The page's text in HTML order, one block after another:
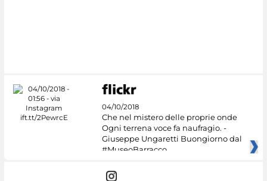
04/10/2018
Che nel mistero delle proprie onde
Ogni terrena voce fa naufragio. -
Giuseppe Ungaretti Buongiorno dal
#MuseoBarracco